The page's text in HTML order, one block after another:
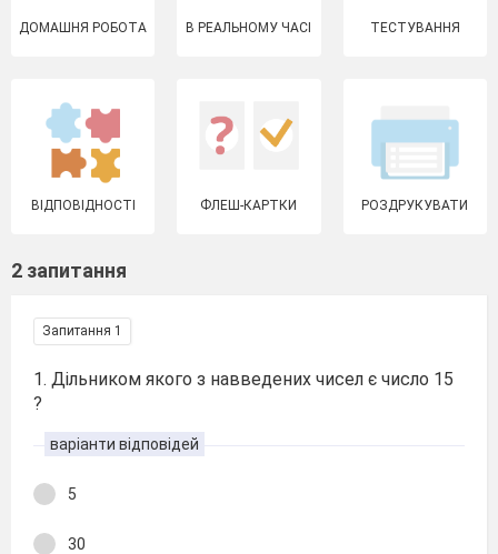
ДОМАШНЯ РОБОТА В РЕАЛЬНОМУ ЧАСІ ТЕСТУВАННЯ
ВІДПОВІДНОСТІ ФЛЕШ-КАРТКИ РОЗДРУКУВАТИ
2 запитання
Запитання 1
1. Дільником якого з навведених чисел є число 15
?
варіанти відповідей
5
30